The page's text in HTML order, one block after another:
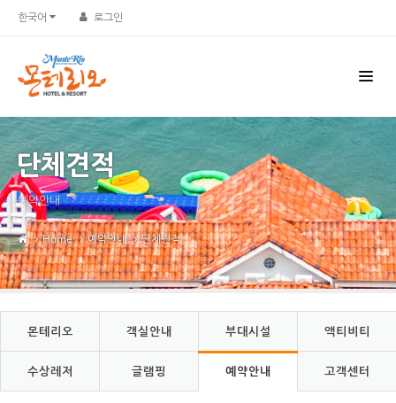
한국어 로그인
단체견적
예약안내
Home 예약안내 단체견적
몬테리오 객실안내 부대시설 액티비티
수상레저 글램핑 예약안내 고객센터
Sketchbook5, 스케치북5